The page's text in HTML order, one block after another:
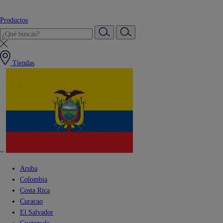
Productos
Tiendas
Aruba
Colombia
Costa Rica
Curacao
El Salvador